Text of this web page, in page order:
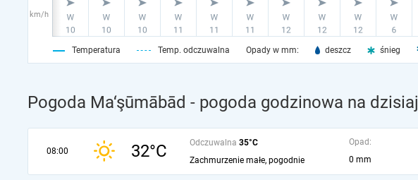
km/h
Temperatura Temp. odczuwalna Opady w mm: deszcz śnieg
Pogoda Ma‘şūmābād - pogoda godzinowa na dzisiaj
08:00 32°C Odczuwalna 35°C
Zachmurzenie małe, pogodnie
Opad:
0 mm